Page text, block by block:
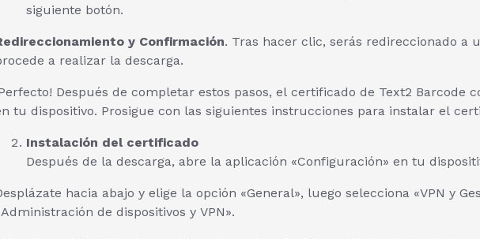
siguiente botón.
y Confirmación. Tras hacer clic, serás redireccionado a
a realizar la descarga.
Después de completar estos pasos, el certificado de Text2 Barcode
tu dispositivo. Prosigue con las siguientes instrucciones para instalar el
Instalación del certificado
Después de la descarga, abre la aplicación «Configuración» en tu
hacia abajo y elige la opción «General», luego selecciona «VPN y
de dispositivos y VPN».